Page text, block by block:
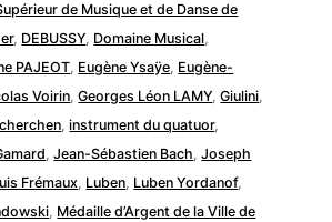
de Musique et de Danse de
, DEBUSSY, Domaine Musical,
PAJEOT, Eugène Ysaÿe, Eugène-
Voirin,Georges Léon LAMY,Giulini,
,instrument du quatuor,
,Jean-Sébastien Bach,Joseph
Frémaux, Luben, Luben Yordanof,
, Médaille d’Argent de la Ville de